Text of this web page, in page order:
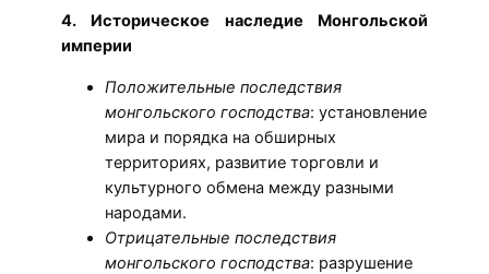
4. Историческое наследие Монгольской
империи
Положительные последствия
монгольского господства: установление
мира и порядка на обширных
территориях, развитие торговли и
культурного обмена между разными
народами.
Отрицательные последствия
монгольского господства: разрушение